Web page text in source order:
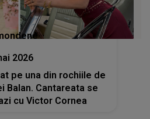
2026
pe una din rochiile de
Balan. Cantareata se
cu Victor Cornea